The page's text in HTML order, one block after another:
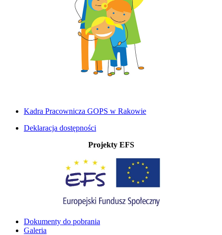
Kadra Pracownicza GOPS w Rakowie
Deklaracja dostępności
Projekty EFS
Dokumenty do pobrania
Galeria